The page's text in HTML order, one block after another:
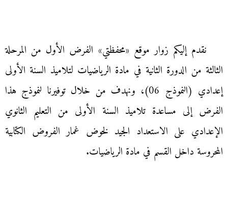
نقدم إليكم زوار موقع «محفظتي» الفرض الأول من المرحلة
الثالثة من الدورة الثانية في مادة الرياضيات لتلاميذ السنة الأولى
إعدادي (النموذج 06)، ونهدف من خلال توفيرنا لنموذج هذا
الفرض إلى مساعدة تلاميذ السنة الأولى من التعليم الثانوي
الإعدادي على الاستعداد الجيد لخوض غمار الفروض الكتابية
المحروسة داخل القسم في مادة الرياضيات.